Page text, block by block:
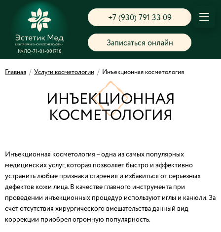
+7 (930) 791 33 09
№ЛО-71-01-001718
Записаться онлайн
Главная / Услуги косметологии / Инъекционная косметология
ИНЪЕКЦИОННАЯ
КОСМЕТОЛОГИЯ
Инъекционная косметология – одна из самых популярных
медицинских услуг, которая позволяет быстро и эффективно
устранить любые признаки старения и избавиться от серьезных
дефектов кожи лица. В качестве главного инструмента при
проведении инъекционных процедур используют иглы и канюли. За
счет отсутствия хирургического вмешательства данный вид
коррекции приобрел огромную популярность.